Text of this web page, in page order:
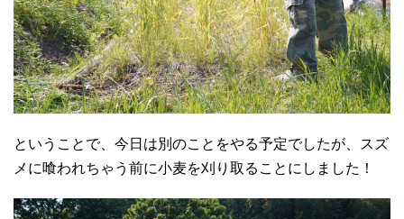
ということで、今日は別のことをやる予定でしたが、スズ
メに喰われちゃう前に小麦を刈り取ることにしました！